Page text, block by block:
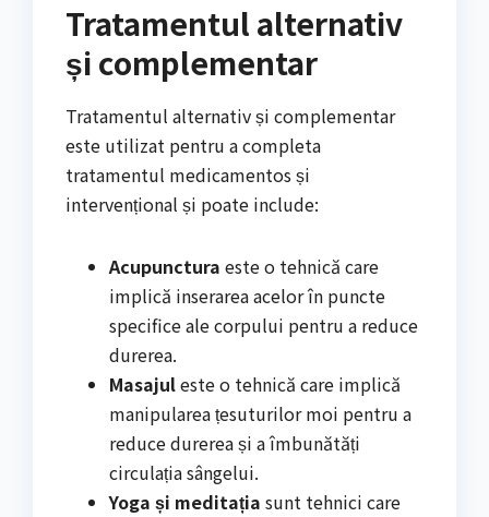
Tratamentul alternativ
și complementar
Tratamentul alternativ și complementar
este utilizat pentru a completa
tratamentul medicamentos și
intervențional și poate include:
Acupunctura este o tehnică care
implică inserarea acelor în puncte
specifice ale corpului pentru a reduce
durerea.
Masajuleste o tehnică care implică
manipularea țesuturilor moi pentru a
reduce durerea și a îmbunătăți
circulația sângelui.
Yoga și meditația sunt tehnici care